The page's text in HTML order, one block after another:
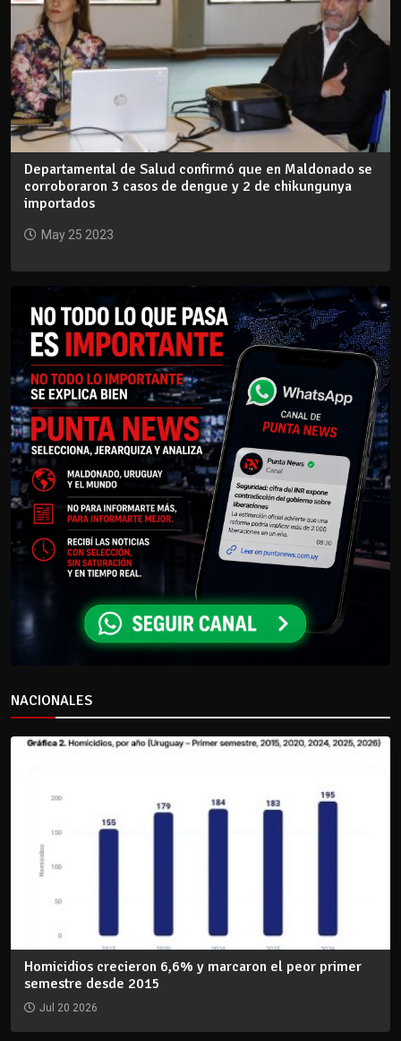
Departamental de Salud confirmó que en Maldonado se
corroboraron 3 casos de dengue y 2 de chikungunya
importados
May 25 2023
NACIONALES
Homicidios crecieron 6,6% y marcaron el peor primer
semestre desde 2015
Jul 20 2026